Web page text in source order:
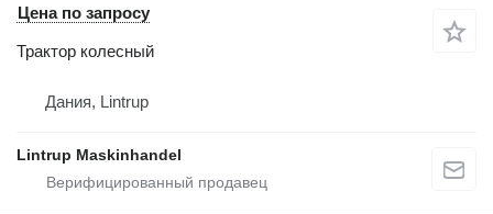
Цена по запросу
Трактор колесный
Дания, Lintrup
Lintrup Maskinhandel